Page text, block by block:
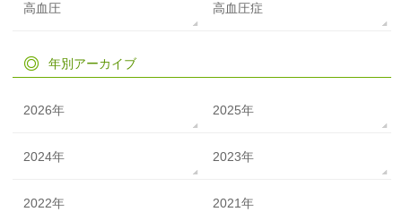
高血圧 高血圧症
年別アーカイブ
2026年 2025年
2024年 2023年
2022年 2021年